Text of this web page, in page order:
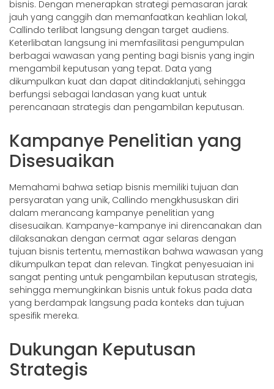
bisnis. Dengan menerapkan strategi pemasaran jarak
jauh yang canggih dan memanfaatkan keahlian lokal,
Callindo terlibat langsung dengan target audiens.
Keterlibatan langsung ini memfasilitasi pengumpulan
berbagai wawasan yang penting bagi bisnis yang ingin
mengambil keputusan yang tepat. Data yang
dikumpulkan kuat dan dapat ditindaklanjuti, sehingga
berfungsi sebagai landasan yang kuat untuk
perencanaan strategis dan pengambilan keputusan.
Kampanye Penelitian yang
Disesuaikan
Memahami bahwa setiap bisnis memiliki tujuan dan
persyaratan yang unik, Callindo mengkhususkan diri
dalam merancang kampanye penelitian yang
disesuaikan. Kampanye-kampanye ini direncanakan dan
dilaksanakan dengan cermat agar selaras dengan
tujuan bisnis tertentu, memastikan bahwa wawasan yang
dikumpulkan tepat dan relevan. Tingkat penyesuaian ini
sangat penting untuk pengambilan keputusan strategis,
sehingga memungkinkan bisnis untuk fokus pada data
yang berdampak langsung pada konteks dan tujuan
spesifik mereka.
Dukungan Keputusan
Strategis